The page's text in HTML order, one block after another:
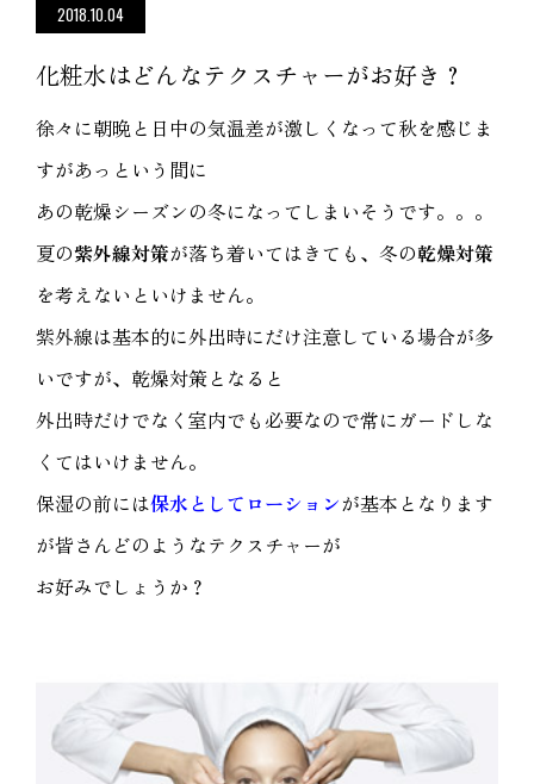
2018.10.04
化粧水はどんなテクスチャーがお好き？
徐々に朝晩と日中の気温差が激しくなって秋を感じま
すがあっという間に
あの乾燥シーズンの冬になってしまいそうです。。。
夏の紫外線対策が落ち着いてはきても、冬の乾燥対策
を考えないといけません。
紫外線は基本的に外出時にだけ注意している場合が多
いですが、乾燥対策となると
外出時だけでなく室内でも必要なので常にガードしな
くてはいけません。
保湿の前には保水としてローションが基本となります
が皆さんどのようなテクスチャーが
お好みでしょうか？